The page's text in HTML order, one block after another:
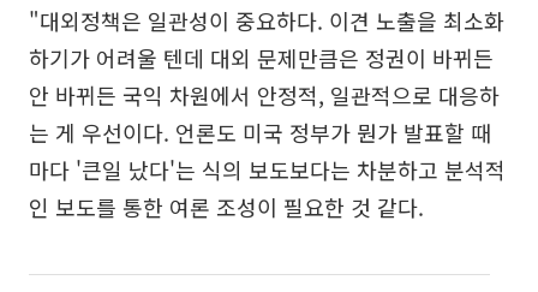
"대외정책은 일관성이 중요하다. 이견 노출을 최소화
하기가 어려울 텐데 대외 문제만큼은 정권이 바뀌든
안 바뀌든 국익 차원에서 안정적, 일관적으로 대응하
는 게 우선이다. 언론도 미국 정부가 뭔가 발표할 때
마다 '큰일 났다'는 식의 보도보다는 차분하고 분석적
인 보도를 통한 여론 조성이 필요한 것 같다.